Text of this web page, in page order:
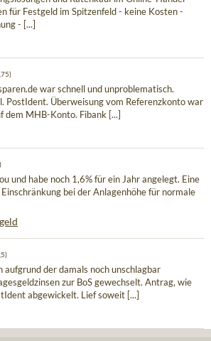
für Festgeld im Spitzenfeld - keine Kosten -
- [...]
war schnell und unproblematisch.
PostIdent. Überweisung vom Referenzkonto war
dem MHB-Konto. Fibank [...]
und habe noch 1,6% für ein Jahr angelegt. Eine
bei der Anlagenhöhe für normale
aufgrund der damals noch unschlagbar
zur BoS gewechselt. Antrag, wie
abgewickelt. Lief soweit [...]